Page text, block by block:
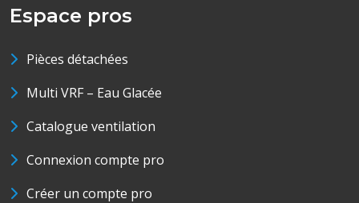
Espace pros
Pièces détachées
Multi VRF – Eau Glacée
Catalogue ventilation
Connexion compte pro
Créer un compte pro